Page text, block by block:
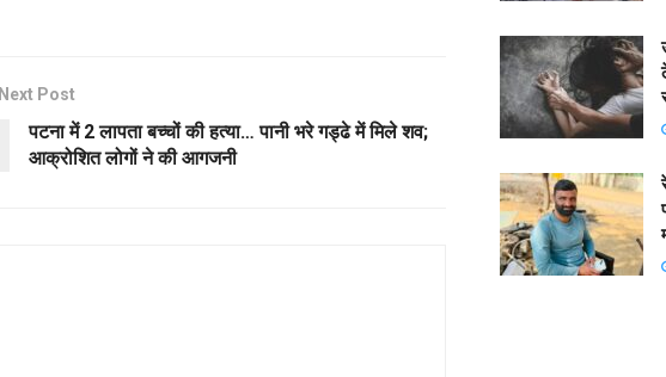
Next Post
पटना में 2 लापता बच्चों की हत्या… पानी भरे गड्ढे में मिले शव;
आक्रोशित लोगों ने की आगजनी